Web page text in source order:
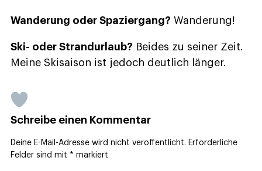
Wanderung oder Spaziergang? Wanderung!
Ski- oder Strandurlaub? Beides zu seiner Zeit.
Meine Skisaison ist jedoch deutlich länger.
Schreibe einen Kommentar
Deine E-Mail-Adresse wird nicht veröffentlicht. Erforderliche
Felder sind mit * markiert